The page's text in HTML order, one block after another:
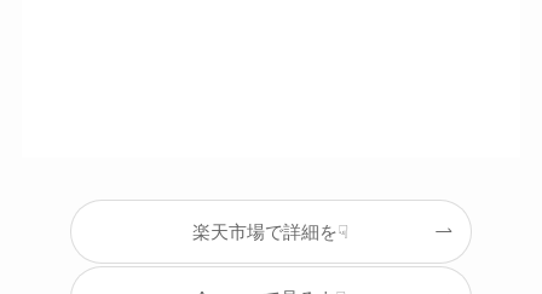
楽天市場で詳細を☟